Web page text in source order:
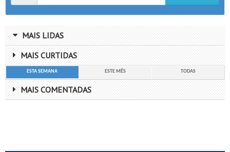
MAIS LIDAS
MAIS CURTIDAS
ESTA SEMANA ESTE MÊS TODAS
MAIS COMENTADAS